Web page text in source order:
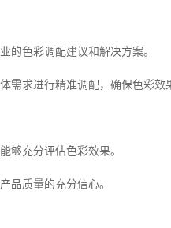
的色彩调配建议和解决方案。
需求进行精准调配，确保色彩效
够充分评估色彩效果。
品质量的充分信心。